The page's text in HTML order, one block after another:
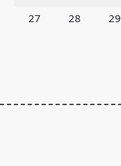
27 28 29